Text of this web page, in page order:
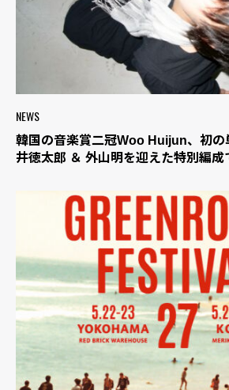
NEWS
韓国の音楽賞二冠Woo Huijun、初
井徳太郎 ＆ 外山明を迎えた特別編成